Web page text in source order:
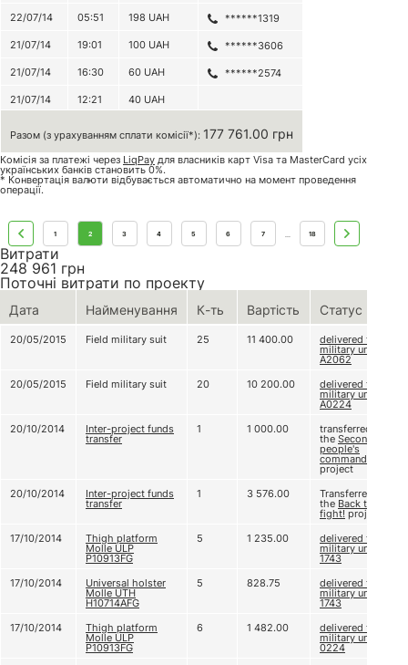
22/07/14 05:51 198 UAH ******1319
21/07/14 19:01 100 UAH ******3606
21/07/14 16:30 60 UAH ******2574
21/07/14 12:21 40 UAH
Разом (з урахуванням сплати комісії*): 177 761.00 грн
Комісія за платежі через LiqPay для власників карт Visa та MasterCard усіх
українських банків становить 0%.
* Конвертація валюти відбувається автоматично на момент проведення
операції.
1 2 3 4 5 6 7 18
Витрати
248 961 грн
Поточні витрати по проекту
Дата Найменування К-ть Вартість Статус
20/05/2015 Field military suit 25 11 400.00 delivered to
military unit
А2062
20/05/2015
Field military suit 20 10 200.00 delivered to
military unit
A0224
20/10/2014
Inter-project funds
transfer
1 1 000.00 transferred to
the Second
people's
commando
project
20/10/2014
Inter-project funds
transfer
1 3 576.00 Transferred to
the Back to
fight! project
17/10/2014
Thigh platform
Molle ULP
P10913FG
5 1 235.00 delivered to
military unit A
1743
17/10/2014
Universal holster
Molle UTH
H10714AFG
5 828.75 delivered to
military unit A
1743
17/10/2014
Thigh platform
Molle ULP
P10913FG
6 1 482.00 delivered to
military unit A
0224